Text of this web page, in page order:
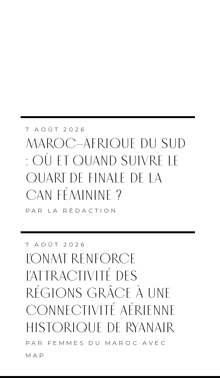
7 AOÛT 2026
MAROC–AFRIQUE DU SUD
: OÙ ET QUAND SUIVRE LE
QUART DE FINALE DE LA
CAN FÉMININE ?
PAR LA RÉDACTION
7 AOÛT 2026
L’ONMT RENFORCE
L’ATTRACTIVITÉ DES
RÉGIONS GRÂCE À UNE
CONNECTIVITÉ AÉRIENNE
HISTORIQUE DE RYANAIR
PAR FEMMES DU MAROC AVEC
MAP